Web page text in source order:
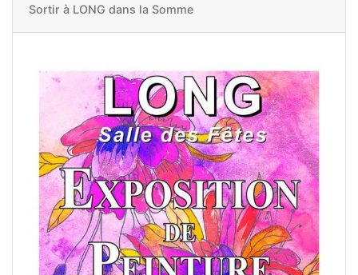
Sortir à LONG dans la Somme